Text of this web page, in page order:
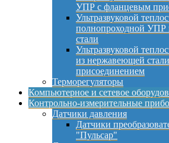
УПР с фланцевым
Ультразвуковой
полнопроходной УПР
стали
Ультразвуковой
из нержавеющей
присоединением
Терморегуляторы
Компьютерное и сетевое
Контрольно-измерительные
Датчики давления
Датчики
"Пульсар"